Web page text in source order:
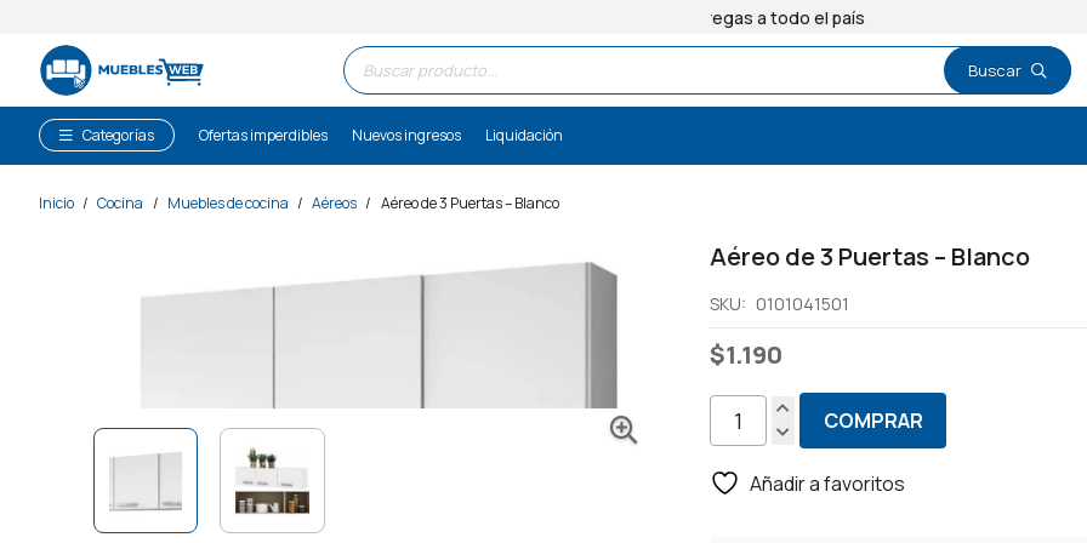
Entregas a todo el país
Búsqueda
de
productos
Categorías Ofertas imperdibles Nuevos ingresos Liquidación
Inicio / Cocina / Muebles de cocina / Aéreos / Aéreo de 3 Puertas – Blanco
Aéreo de 3 Puertas – Blanco
SKU: 0101041501
$1.190
Aéreo
3
COMPRAR
Añadir a favoritos